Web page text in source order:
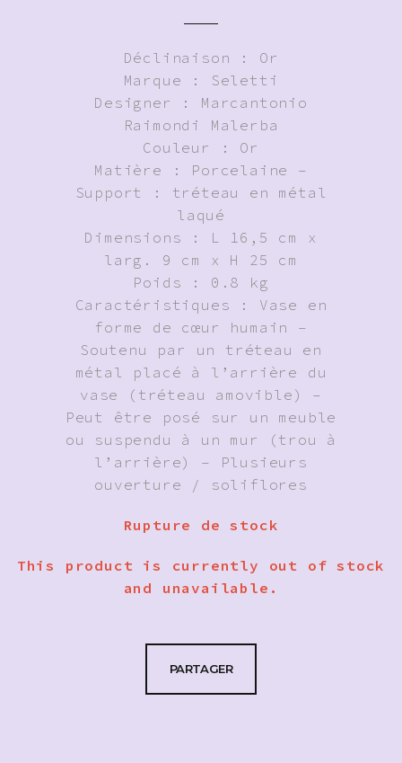
Déclinaison : Or
Marque : Seletti
Designer : Marcantonio
Raimondi Malerba
Couleur : Or
Matière : Porcelaine –
Support : tréteau en métal
laqué
Dimensions : L 16,5 cm x
larg. 9 cm x H 25 cm
Poids : 0.8 kg
Caractéristiques : Vase en
forme de cœur humain –
Soutenu par un tréteau en
métal placé à l’arrière du
vase (tréteau amovible) –
Peut être posé sur un meuble
ou suspendu à un mur (trou à
l’arrière) – Plusieurs
ouverture / soliflores
Rupture de stock
This product is currently out of stock
and unavailable.
PARTAGER